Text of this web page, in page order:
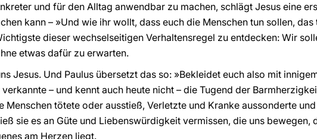
und für den Alltag anwendbar zu machen, schlägt Jesus eine
kann – »Und wie ihr wollt, dass euch die Menschen tun sollen, das
dieser wechselseitigen Verhaltensregel zu entdecken: Wir
etwas dafür zu erwarten.
Jesus. Und Paulus übersetzt das so: »Bekleidet euch also mit
verkannte – und kennt auch heute nicht – die Tugend der
Menschen tötete oder ausstieß, Verletzte und Kranke aussonderte
sie es an Güte und Liebenswürdigkeit vermissen, die uns bewegen,
am Herzen liegt.